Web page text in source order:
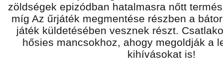
zöldségek epizódban hatalmasra nőtt
míg Az űrjáték megmentése részben a
játék küldetésében vesznek részt.
hősies mancsokhoz, ahogy megoldják a
kihívásokat is!